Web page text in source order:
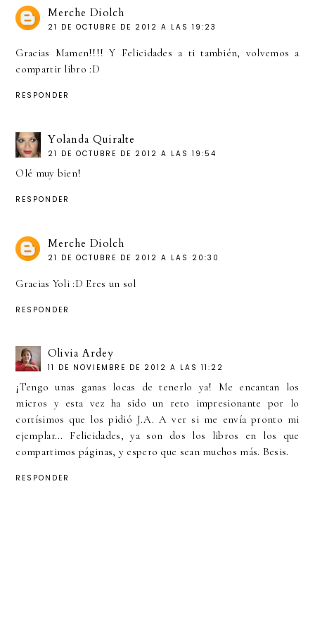
Merche Diolch
21 DE OCTUBRE DE 2012 A LAS 19:23
Gracias Mamen!!!! Y Felicidades a ti también, volvemos a
compartir libro :D
RESPONDER
Yolanda Quiralte
21 DE OCTUBRE DE 2012 A LAS 19:54
Olé muy bien!
RESPONDER
Merche Diolch
21 DE OCTUBRE DE 2012 A LAS 20:30
Gracias Yoli :D Eres un sol
RESPONDER
Olivia Ardey
11 DE NOVIEMBRE DE 2012 A LAS 11:22
¡Tengo unas ganas locas de tenerlo ya! Me encantan los
micros y esta vez ha sido un reto impresionante por lo
cortísimos que los pidió J.A. A ver si me envía pronto mi
ejemplar... Felicidades, ya son dos los libros en los que
compartimos páginas, y espero que sean muchos más. Besis.
RESPONDER